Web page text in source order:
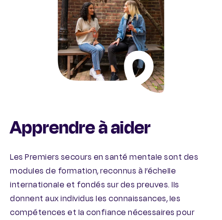
Apprendre à aider
Les Premiers secours en santé mentale sont des
modules de formation, reconnus à l’échelle
internationale et fondés sur des preuves. Ils
donnent aux individus les connaissances, les
compétences et la confiance nécessaires pour